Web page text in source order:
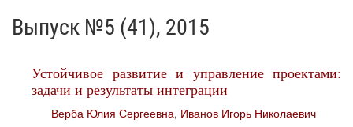
Выпуск №5 (41), 2015
Устойчивое развитие и управление проектами:
задачи и результаты интеграции
Верба Юлия Сергеевна, Иванов Игорь Николаевич